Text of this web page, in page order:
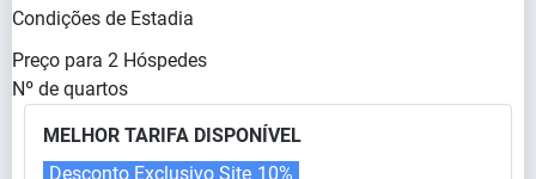
Condições de Estadia
Preço para 2 Hóspedes
Nº de quartos
MELHOR TARIFA DISPONÍVEL
Desconto Exclusivo Site 10%